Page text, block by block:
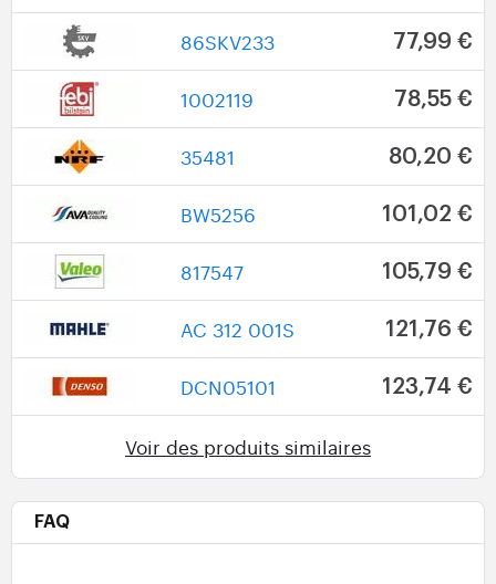
86SKV233 77,99 €
1002119 78,55 €
35481 80,20 €
BW5256 101,02 €
817547 105,79 €
AC 312 001S 121,76 €
DCN05101 123,74 €
Voir des produits similaires
FAQ